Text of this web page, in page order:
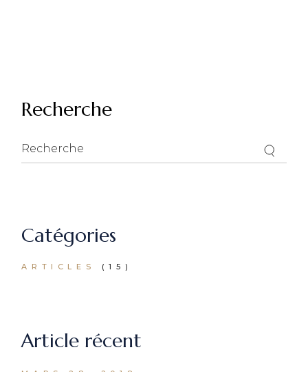
Recherche
Recherche
for:
Catégories
ARTICLES (15)
Article récent